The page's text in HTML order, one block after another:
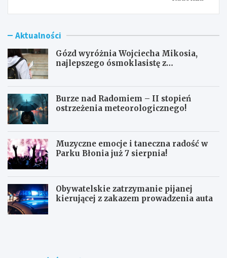
Aktualności
Gózd wyróżnia Wojciecha Mikosia,
najlepszego ósmoklasistę z
Burze nad Radomiem – II stopień
ostrzeżenia meteorologicznego!
Muzyczne emocje i taneczna radość w
Parku Błonia już 7 sierpnia!
Obywatelskie zatrzymanie pijanej
kierującej z zakazem prowadzenia auta
G
B